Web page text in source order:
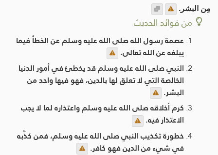
مِن البشر.
من فوائد الحديث
عصمة رسول الله صلى الله عليه وسلم عن الخطأ فيما
يبلغه عن الله تعالى.
النبي صلى الله عليه وسلم قد يخطئ في أمور الدنيا
الخالصة التي لا تعلق لها بالدين، فهو فيها واحد من
البشر.
كرم أخلاقه صلى الله عليه وسلم واعتذاره لما لا يجب
الاعتذار فيه.
خطورة تكذيب النبي صلى الله عليه وسلم، فمن كذَّبه
في شيء من الدين فهو كافر.